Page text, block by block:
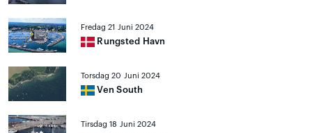
Fredag 21 Juni 2024
Rungsted Havn
Torsdag 20 Juni 2024
Ven South
Tirsdag 18 Juni 2024